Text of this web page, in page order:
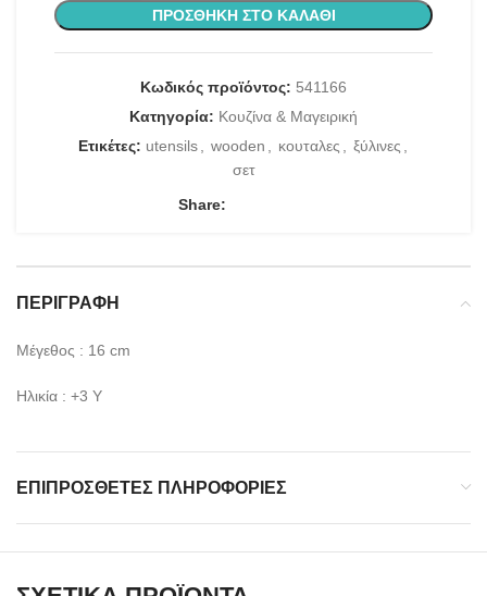
ΠΡΟΣΘΉΚΗ ΣΤΟ ΚΑΛΆΘΙ
Κωδικός προϊόντος: 541166
Κατηγορία: Κουζίνα & Μαγειρική
Ετικέτες: utensils wooden κουταλες ξύλινες
σετ
Share:
ΠΕΡΙΓΡΑΦΉ
Μέγεθος : 16 cm
Ηλικία : +3 Y
ΕΠΙΠΡΌΣΘΕΤΕΣ ΠΛΗΡΟΦΟΡΊΕΣ